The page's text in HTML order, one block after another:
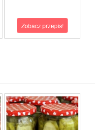
Zobacz przepis!